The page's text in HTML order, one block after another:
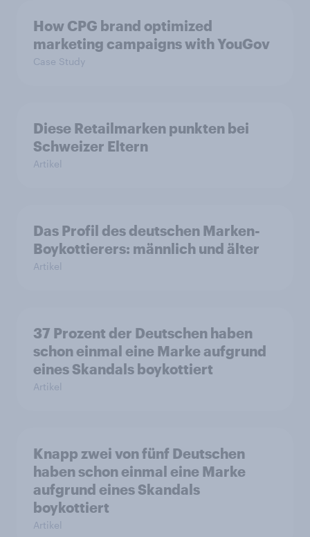
How CPG brand optimized
marketing campaigns with YouGov
Case Study
Diese Retailmarken punkten bei
Schweizer Eltern
Artikel
Das Profil des deutschen Marken-
Boykottierers: männlich und älter
Artikel
37 Prozent der Deutschen haben
schon einmal eine Marke aufgrund
eines Skandals boykottiert
Artikel
Knapp zwei von fünf Deutschen
haben schon einmal eine Marke
aufgrund eines Skandals
boykottiert
Artikel